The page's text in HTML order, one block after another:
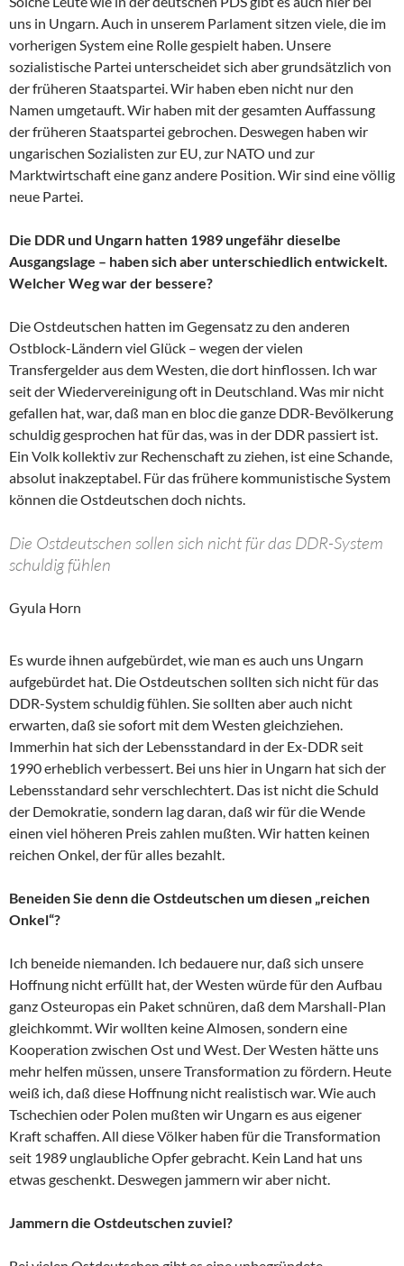
uns in Ungarn. Auch in unserem Parlament sitzen viele, die im
vorherigen System eine Rolle gespielt haben. Unsere
sozialistische Partei unterscheidet sich aber grundsätzlich von
der früheren Staatspartei. Wir haben eben nicht nur den
Namen umgetauft. Wir haben mit der gesamten Auffassung
der früheren Staatspartei gebrochen. Deswegen haben wir
ungarischen Sozialisten zur EU, zur NATO und zur
Marktwirtschaft eine ganz andere Position. Wir sind eine völlig
neue Partei.
Die DDR und Ungarn hatten 1989 ungefähr dieselbe
Ausgangslage – haben sich aber unterschiedlich entwickelt.
Welcher Weg war der bessere?
Die Ostdeutschen hatten im Gegensatz zu den anderen
Ostblock-Ländern viel Glück – wegen der vielen
Transfergelder aus dem Westen, die dort hinflossen. Ich war
seit der Wiedervereinigung oft in Deutschland. Was mir nicht
gefallen hat, war, daß man en bloc die ganze DDR-Bevölkerung
schuldig gesprochen hat für das, was in der DDR passiert ist.
Ein Volk kollektiv zur Rechenschaft zu ziehen, ist eine Schande,
absolut inakzeptabel. Für das frühere kommunistische System
können die Ostdeutschen doch nichts.
Die Ostdeutschen sollen sich nicht für das DDR-System
schuldig fühlen
Gyula Horn
Es wurde ihnen aufgebürdet, wie man es auch uns Ungarn
aufgebürdet hat. Die Ostdeutschen sollten sich nicht für das
DDR-System schuldig fühlen. Sie sollten aber auch nicht
erwarten, daß sie sofort mit dem Westen gleichziehen.
Immerhin hat sich der Lebensstandard in der Ex-DDR seit
1990 erheblich verbessert. Bei uns hier in Ungarn hat sich der
Lebensstandard sehr verschlechtert. Das ist nicht die Schuld
der Demokratie, sondern lag daran, daß wir für die Wende
einen viel höheren Preis zahlen mußten. Wir hatten keinen
reichen Onkel, der für alles bezahlt.
Beneiden Sie denn die Ostdeutschen um diesen „reichen
Onkel“?
Ich beneide niemanden. Ich bedauere nur, daß sich unsere
Hoffnung nicht erfüllt hat, der Westen würde für den Aufbau
ganz Osteuropas ein Paket schnüren, daß dem Marshall-Plan
gleichkommt. Wir wollten keine Almosen, sondern eine
Kooperation zwischen Ost und West. Der Westen hätte uns
mehr helfen müssen, unsere Transformation zu fördern. Heute
weiß ich, daß diese Hoffnung nicht realistisch war. Wie auch
Tschechien oder Polen mußten wir Ungarn es aus eigener
Kraft schaffen. All diese Völker haben für die Transformation
seit 1989 unglaubliche Opfer gebracht. Kein Land hat uns
etwas geschenkt. Deswegen jammern wir aber nicht.
Jammern die Ostdeutschen zuviel?